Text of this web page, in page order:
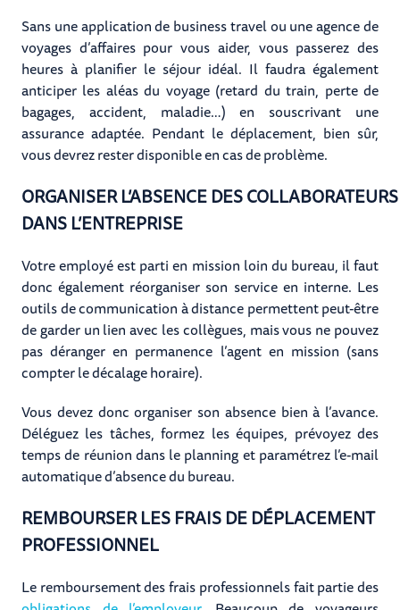
Sans une application de business travel ou une agence de
voyages d’affaires pour vous aider, vous passerez des
heures à planifier le séjour idéal. Il faudra également
anticiper les aléas du voyage (retard du train, perte de
bagages, accident, maladie…) en souscrivant une
assurance adaptée. Pendant le déplacement, bien sûr,​
vous devrez rester disponible en cas de problème.
ORGANISER L’ABSENCE DES COLLABORATEURS
DANS L’ENTREPRISE
Votre employé est parti en mission loin du bureau, il faut
donc également réorganiser son service en interne. Les
outils de communication à distance permettent peut-être
de garder un lien avec les collègues, mais vous ne pouvez
pas déranger en permanence l’agent en mission (sans
compter le décalage horaire).
Vous devez donc organiser son absence bien à l’avance.
Déléguez les tâches, formez les équipes, prévoyez des
temps de réunion dans le planning et paramétrez l’e-mail
automatique d’absence du bureau.
REMBOURSER LES FRAIS DE DÉPLACEMENT
PROFESSIONNEL
Le remboursement des frais professionnels fait partie des